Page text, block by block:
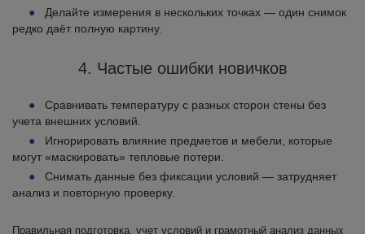
Делайте измерения в нескольких точках — один снимок
редко даёт полную картину.
4. Частые ошибки новичков
Сравнивать температуру с разных сторон стены без
учета внешних условий.
Игнорировать влияние предметов и мебели, которые
могут «маскировать» тепловые потери.
Снимать данные без фиксации условий — затрудняет
анализ и повторную проверку.
Правильная подготовка, учет условий и грамотный анализ данных